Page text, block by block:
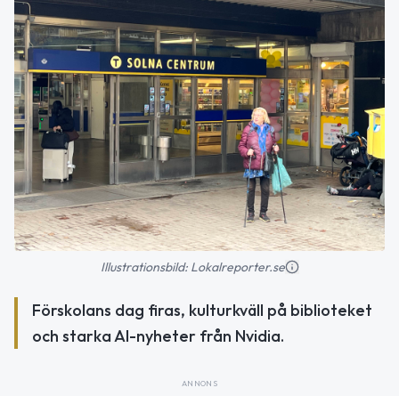
Illustrationsbild: Lokalreporter.se
Förskolans dag firas, kulturkväll på biblioteket
och starka AI-nyheter från Nvidia.
ANNONS